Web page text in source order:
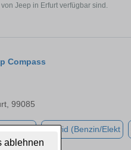
ablehnen
Jeep in Erfurt verfügbar sind.
Compass
99085
Hybrid (Benzin/Elekt